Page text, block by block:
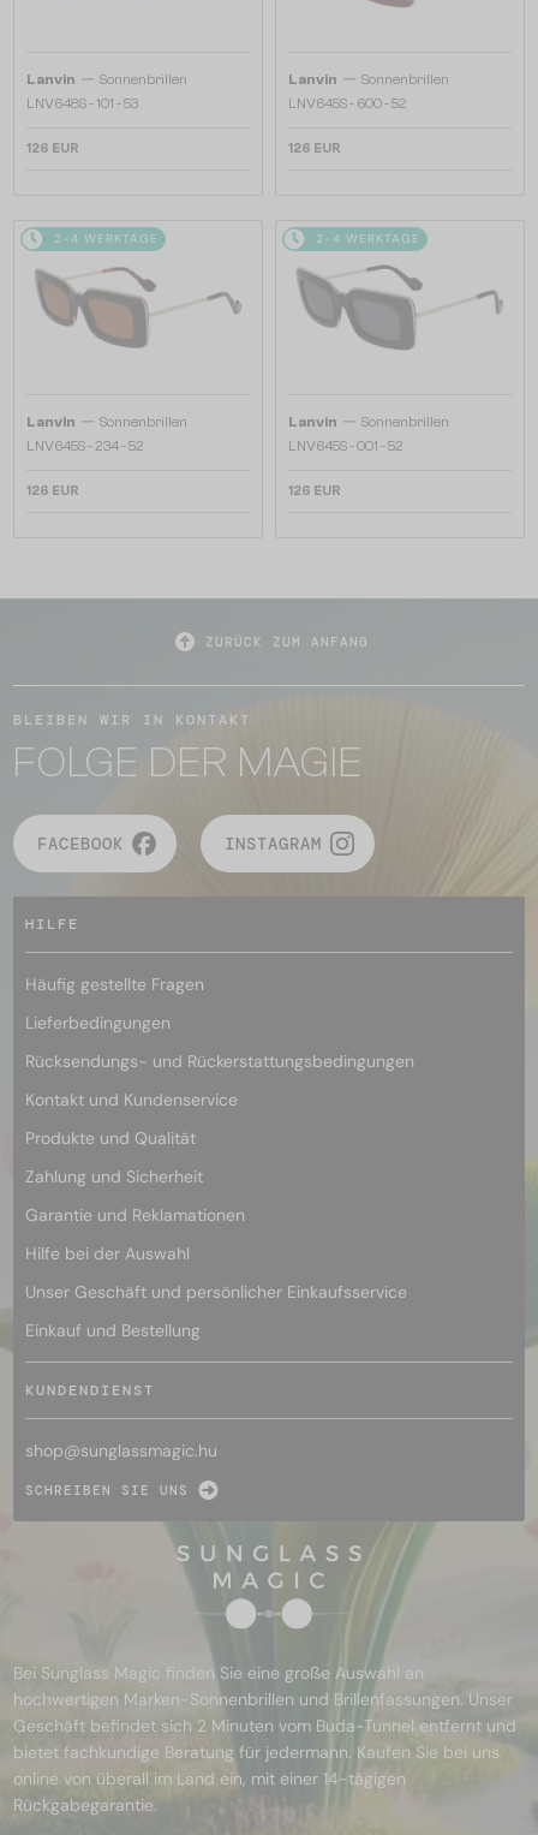
Lanvin — Sonnenbrillen
LNV648S - 101 - 53
126 EUR
Lanvin — Sonnenbrillen
LNV645S - 600 - 52
126 EUR
2-4 WERKTAGE
Lanvin — Sonnenbrillen
LNV645S - 234 - 52
126 EUR
2-4 WERKTAGE
Lanvin — Sonnenbrillen
LNV645S - 001 - 52
126 EUR
ZURÜCK ZUM ANFANG
BLEIBEN WIR IN KONTAKT
FOLGE DER MAGIE
FACEBOOK INSTAGRAM
HILFE
Häufig gestellte Fragen
Lieferbedingungen
Rücksendungs- und Rückerstattungsbedingungen
Kontakt und Kundenservice
Produkte und Qualität
Zahlung und Sicherheit
Garantie und Reklamationen
Hilfe bei der Auswahl
Unser Geschäft und persönlicher Einkaufsservice
Einkauf und Bestellung
KUNDENDIENST
shop@sunglassmagic.hu
SCHREIBEN SIE UNS
Bei Sunglass Magic finden Sie eine große Auswahl an
hochwertigen Marken-Sonnenbrillen und Brillenfassungen. Unser
Geschäft befindet sich 2 Minuten vom Buda-Tunnel entfernt und
bietet fachkundige Beratung für jedermann. Kaufen Sie bei uns
online von überall im Land ein, mit einer 14-tägigen
Rückgabegarantie.